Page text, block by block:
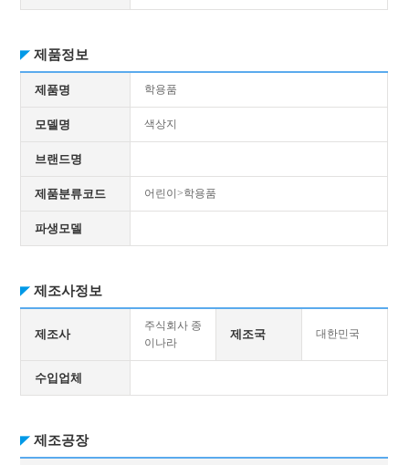
제품정보
제품명 학용품
모델명 색상지
브랜드명
제품분류코드 어린이>학용품
파생모델
제조사정보
제조사
주식회사 종
이나라
제조국 대한민국
수입업체
제조공장